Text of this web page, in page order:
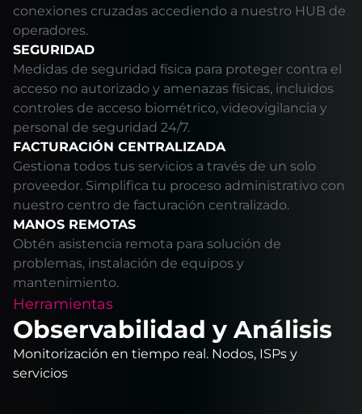
conexiones cruzadas accediendo a nuestro HUB de
operadores.
SEGURIDAD
Medidas de seguridad física para proteger contra el
acceso no autorizado y amenazas físicas, incluidos
controles de acceso biométrico, videovigilancia y
personal de seguridad 24/7.
FACTURACIÓN CENTRALIZADA
Gestiona todos tus servicios a través de un solo
proveedor. Simplifica tu proceso administrativo con
nuestro centro de facturación centralizado.
MANOS REMOTAS
Obtén asistencia remota para solución de
problemas, instalación de equipos y
mantenimiento.
Herramientas
Observabilidad y Análisis
Monitorización en tiempo real. Nodos, ISPs y
servicios